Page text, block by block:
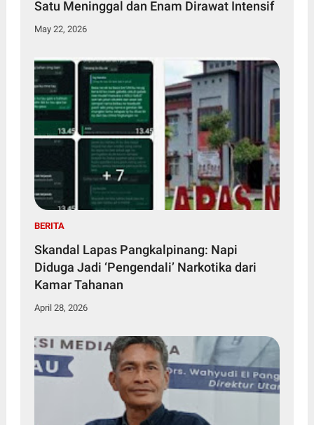
Satu Meninggal dan Enam Dirawat Intensif
May 22, 2026
BERITA
Skandal Lapas Pangkalpinang: Napi
Diduga Jadi ‘Pengendali’ Narkotika dari
Kamar Tahanan
April 28, 2026